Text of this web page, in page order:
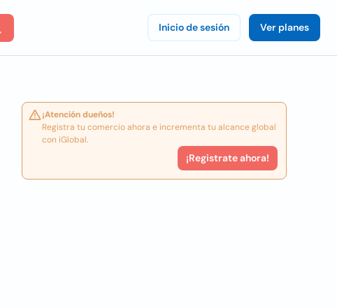
Inicio de sesión Ver planes
¡Atención dueños!
Registra tu comercio ahora e incrementa tu alcance global
con iGlobal.
¡Registrate ahora!